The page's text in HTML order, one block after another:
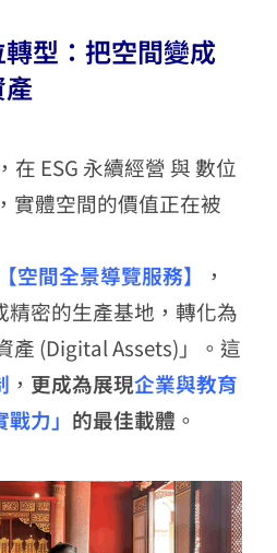
型：把空間變成
產
在 ESG 永續經營 與 數位
實體空間的價值正在被
【空間全景導覽服務】
，
精密的生產基地，轉化為
產 (Digital Assets)」。這
， 更成為展現企業與教育
力」 的最佳載體 。